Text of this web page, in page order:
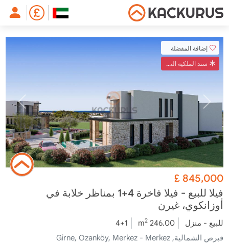
إضافة المفضلة
سند الملكية التركي
845,000
£
فيلا للبيع - فيلا فاخرة 4+1 بمناظر خلابة في
أوزانكوي، غيرن
للبيع - منزل 246.00 m
2
4+1
قبرص الشمالية, Girne, Ozanköy, Merkez - Merkez